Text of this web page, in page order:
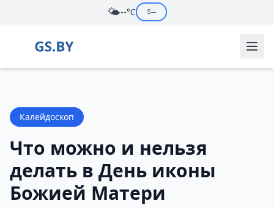
🌤️--°C $--
Калейдоскоп
Что можно и нельзя
делать в День иконы
Божией Матери